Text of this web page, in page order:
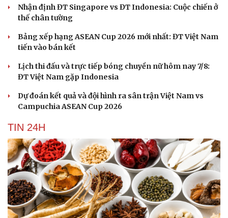
Cải chính
Nhận định ĐT Singapore vs ĐT Indonesia: Cuộc chiến ở
thế chân tường
Bảng xếp hạng ASEAN Cup 2026 mới nhất: ĐT Việt Nam
tiến vào bán kết
Lịch thi đấu và trực tiếp bóng chuyền nữ hôm nay 7/8:
ĐT Việt Nam gặp Indonesia
Dự đoán kết quả và đội hình ra sân trận Việt Nam vs
Campuchia ASEAN Cup 2026
TIN 24H